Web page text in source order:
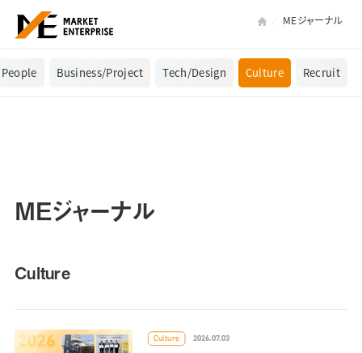
MEジャーナル
People Business/Project Tech/Design Culture Recruit
MEジャーナル
Culture
Culture 2026.07.03